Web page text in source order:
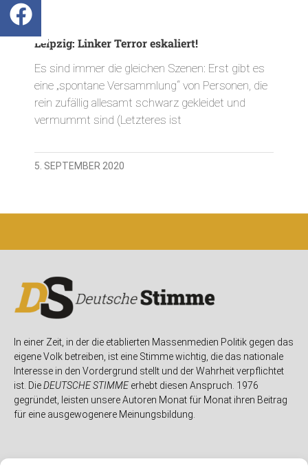
Leipzig: Linker Terror eskaliert!
Es sind immer die gleichen Szenen: Erst gibt es
eine „spontane Versammlung“ von Personen, die
rein zufällig allesamt schwarz gekleidet und
vermummt sind (Letzteres ist
5. SEPTEMBER 2020
In einer Zeit, in der die etablierten Massenmedien Politik gegen das
eigene Volk betreiben, ist eine Stimme wichtig, die das nationale
Interesse in den Vordergrund stellt und der Wahrheit verpflichtet
ist. DieDEUTSCHE STIMMEerhebt diesen Anspruch. 1976
gegründet, leisten unsere Autoren Monat für Monat ihren Beitrag
für eine ausgewogenere Meinungsbildung.